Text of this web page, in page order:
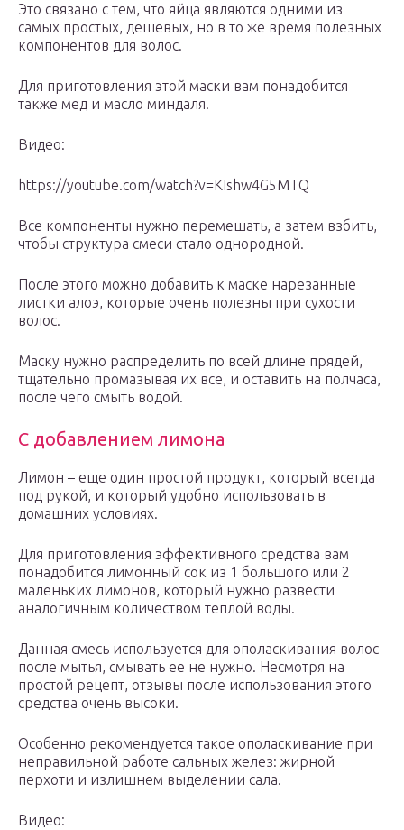
Это связано с тем, что яйца являются одними из
самых простых, дешевых, но в то же время полезных
компонентов для волос.
Для приготовления этой маски вам понадобится
также мед и масло миндаля.
Видео:
https://youtube.com/watch?v=KIshw4G5MTQ
Все компоненты нужно перемешать, а затем взбить,
чтобы структура смеси стало однородной.
После этого можно добавить к маске нарезанные
листки алоэ, которые очень полезны при сухости
волос.
Маску нужно распределить по всей длине прядей,
тщательно промазывая их все, и оставить на полчаса,
после чего смыть водой.
С добавлением лимона
Лимон – еще один простой продукт, который всегда
под рукой, и который удобно использовать в
домашних условиях.
Для приготовления эффективного средства вам
понадобится лимонный сок из 1 большого или 2
маленьких лимонов, который нужно развести
аналогичным количеством теплой воды.
Данная смесь используется для ополаскивания волос
после мытья, смывать ее не нужно. Несмотря на
простой рецепт, отзывы после использования этого
средства очень высоки.
Особенно рекомендуется такое ополаскивание при
неправильной работе сальных желез: жирной
перхоти и излишнем выделении сала.
Видео: